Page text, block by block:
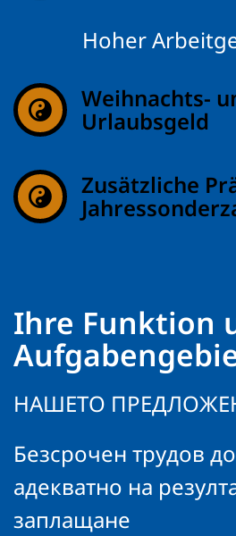
Ihre Funktion
НАШЕТО
Безсрочен трудов
адекватно на
заплащане
Hoher
Weihnachts-
Urlaubsgeld
Zusätzliche